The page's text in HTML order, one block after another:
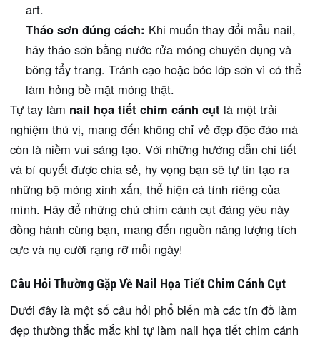
art.
Tháo sơn đúng cách: Khi muốn thay đổi mẫu nail,
hãy tháo sơn bằng nước rửa móng chuyên dụng và
bông tẩy trang. Tránh cạo hoặc bóc lớp sơn vì có thể
làm hỏng bề mặt móng thật.
Tự tay làm nail họa tiết chim cánh cụt là một trải
nghiệm thú vị, mang đến không chỉ vẻ đẹp độc đáo mà
còn là niềm vui sáng tạo. Với những hướng dẫn chi tiết
và bí quyết được chia sẻ, hy vọng bạn sẽ tự tin tạo ra
những bộ móng xinh xắn, thể hiện cá tính riêng của
mình. Hãy để những chú chim cánh cụt đáng yêu này
đồng hành cùng bạn, mang đến nguồn năng lượng tích
cực và nụ cười rạng rỡ mỗi ngày!
Câu Hỏi Thường Gặp Về Nail Họa Tiết Chim Cánh Cụt
Dưới đây là một số câu hỏi phổ biến mà các tín đồ làm
đẹp thường thắc mắc khi tự làm nail họa tiết chim cánh